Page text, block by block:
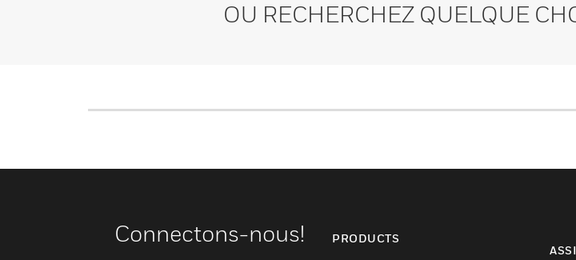
OU RECHERCHEZ QUELQUE
Connectons-nous! PRODUCTS